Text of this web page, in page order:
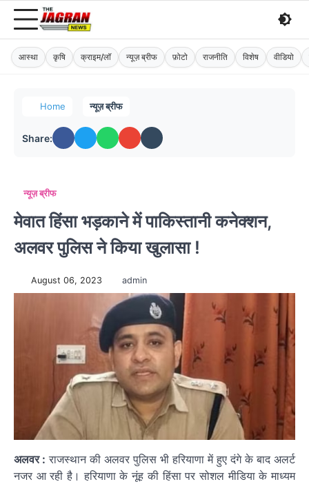
आस्था कृषि क्राइम/लॉ न्यूज़ ब्रीफ फ़ोटो राजनीति विशेष वीडियो
Home न्यूज़ ब्रीफ
Share:
न्यूज़ ब्रीफ
मेवात हिंसा भड़काने में पाकिस्तानी कनेक्शन,
अलवर पुलिस ने किया खुलासा !
August 06, 2023 admin
अलवर : राजस्थान की अलवर पुलिस भी हरियाणा में हुए दंगे के बाद अलर्ट
नजर आ रही है। हरियाणा के नूंह की हिंसा पर सोशल मीडिया के माध्यम